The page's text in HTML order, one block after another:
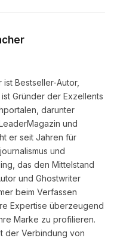
Bestseller-Autor,
Gründer der Exzellents
darunter
und
er seit Jahren für
und
das den Mittelstand
und Ghostwriter
beim Verfassen
Expertise überzeugend
Marke zu profilieren.
der Verbindung von